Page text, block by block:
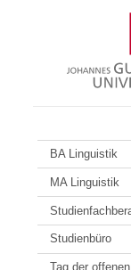
Mainz
BA Linguistik
MA Linguistik
Studienbüro
Tag der